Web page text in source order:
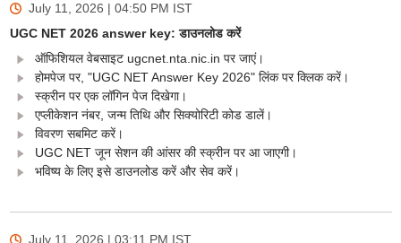
July 11, 2026 | 04:50 PM IST
UGC NET 2026 answer key: डाउनलोड करें
ऑफिशियल वेबसाइट ugcnet.nta.nic.in पर जाएं।
होमपेज पर, "UGC NET Answer Key 2026" लिंक पर क्लिक करें।
स्क्रीन पर एक लॉगिन पेज दिखेगा।
एप्लीकेशन नंबर, जन्म तिथि और सिक्योरिटी कोड डालें।
विवरण सबमिट करें।
UGC NET जून सेशन की आंसर की स्क्रीन पर आ जाएगी।
भविष्य के लिए इसे डाउनलोड करें और सेव करें।
July 11, 2026 | 03:11 PM IST